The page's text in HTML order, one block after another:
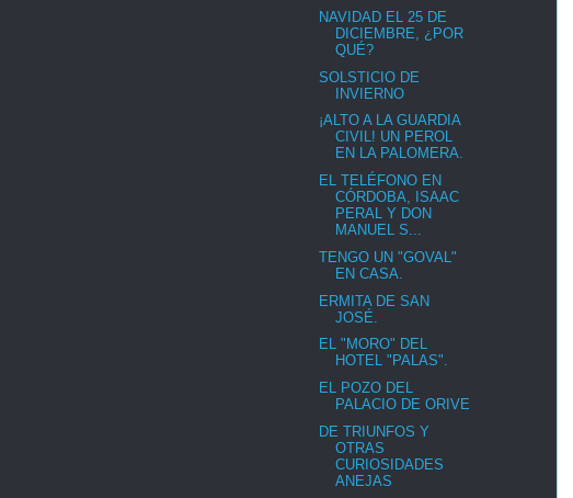
NAVIDAD EL 25 DE
DICIEMBRE, ¿POR
QUÉ?
SOLSTICIO DE
INVIERNO
¡ALTO A LA GUARDIA
CIVIL! UN PEROL
EN LA PALOMERA.
EL TELÉFONO EN
CÓRDOBA, ISAAC
PERAL Y DON
MANUEL S...
TENGO UN "GOVAL"
EN CASA.
ERMITA DE SAN
JOSÉ.
EL "MORO" DEL
HOTEL "PALAS".
EL POZO DEL
PALACIO DE ORIVE
DE TRIUNFOS Y
OTRAS
CURIOSIDADES
ANEJAS